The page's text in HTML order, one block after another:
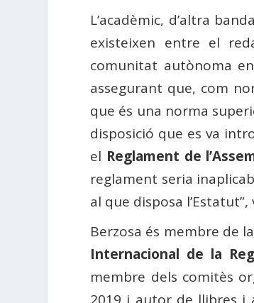
L’acadèmic, d’altra
existeixen entre el
comunitat autònoma
assegurant que, com
que és una norma
disposició que es va
el Reglament de
reglament seria
al que disposa
Berzosa és membre de la
Internacional de la
membre dels comitès